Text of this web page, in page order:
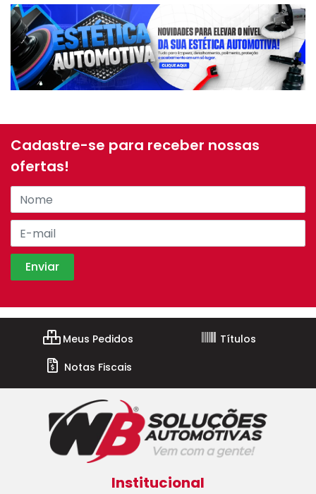
Cadastre-se para receber nossas
ofertas!
Meus Pedidos
Títulos
Notas Fiscais
Institucional